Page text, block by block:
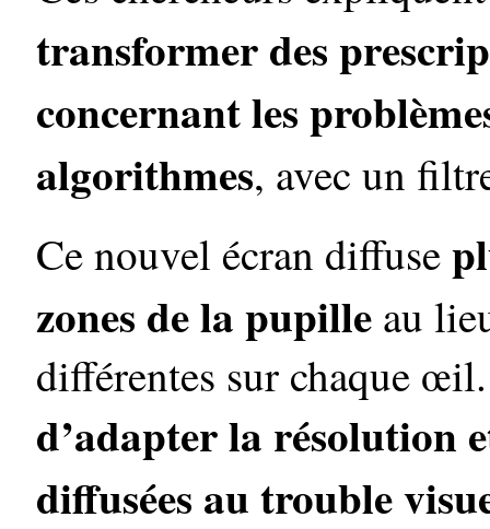
transformer des
concernant les
algorithmes, avec un
Ce nouvel écran diffuse
zones de la pupille au
différentes sur chaque
d’adapter la résolution
diffusées au trouble